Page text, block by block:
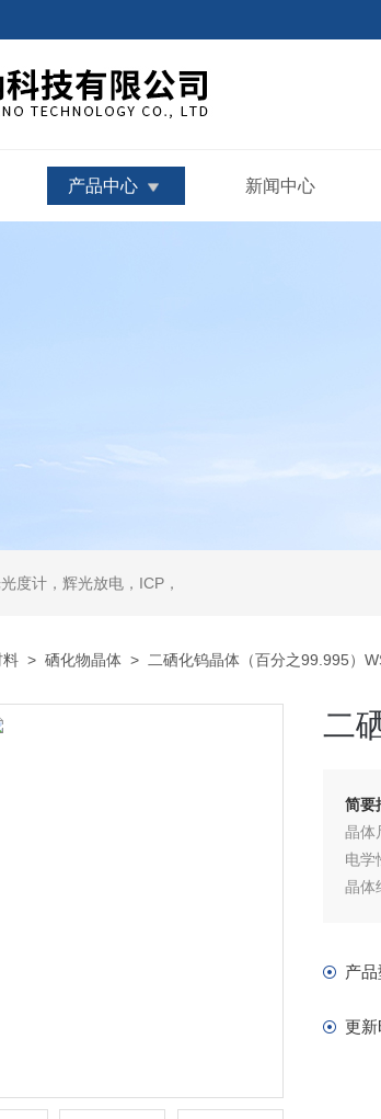
产品中心 新闻中心
度计，辉光放电，ICP，
料 > 硒化物晶体 > 二硒化钨晶体（百分之99.995）
二
简要
晶体
电学
晶体
晶体
产品
更新